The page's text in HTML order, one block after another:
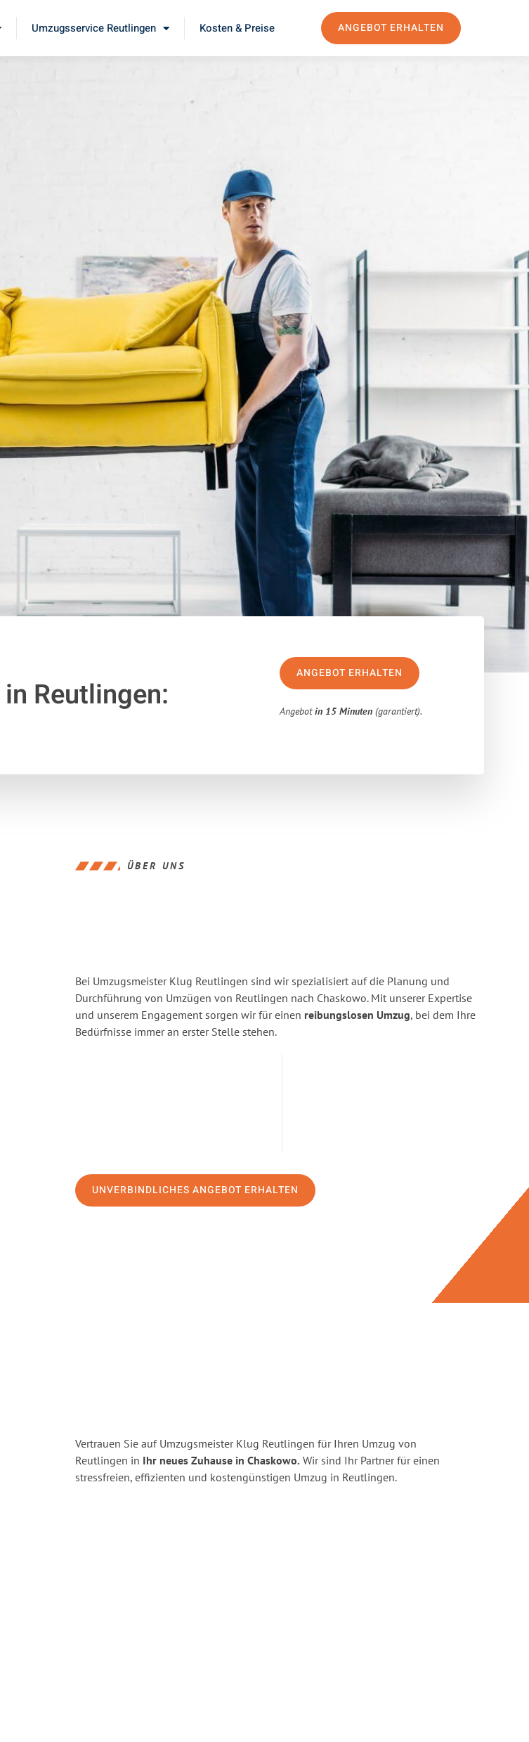
Umzugsservice Reutlingen Kosten & Preise ANGEBOT ERHALTEN
in Reutlingen:
ANGEBOT ERHALTEN
Angebotin 15 Minuten (garantiert).
ÜBER UNS
Bei Umzugsmeister Klug Reutlingen sind wir spezialisiert auf die Planung und
Durchführung von Umzügen von Reutlingen nach Chaskowo. Mit unserer Expertise
und unserem Engagement sorgen wir für einen reibungslosen Umzug, bei dem Ihre
Bedürfnisse immer an erster Stelle stehen.
UNVERBINDLICHES ANGEBOT ERHALTEN
Vertrauen Sie auf Umzugsmeister Klug Reutlingen für Ihren Umzug von
Reutlingen in Ihr neues Zuhause in Chaskowo. Wir sind Ihr Partner für einen
stressfreien, effizienten und kostengünstigen Umzug in Reutlingen.